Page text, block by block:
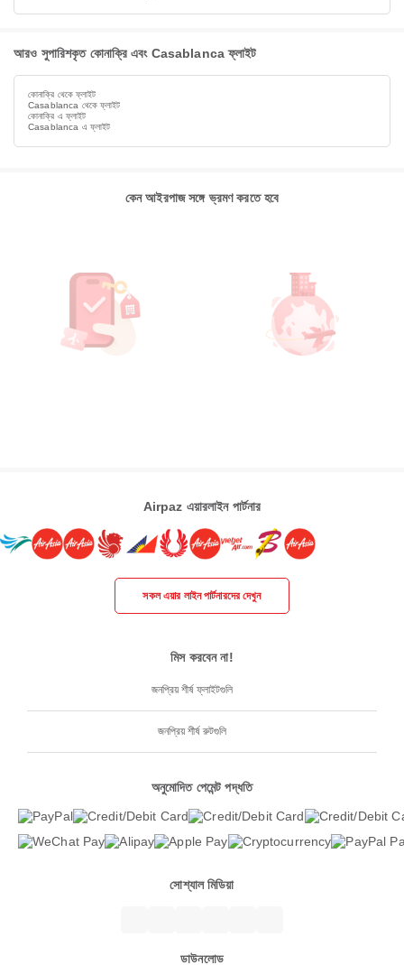
আরও সুপারিশকৃত কোনাক্রি এবং Casablanca ফ্লাইট
কোনাক্রি থেকে ফ্লাইট
Casablanca থেকে ফ্লাইট
কোনাক্রি এ ফ্লাইট
Casablanca এ ফ্লাইট
কেন আইরপাজ সঙ্গে ভ্রমণ করতে হবে
Airpaz এয়ারলাইন পার্টনার
সকল এয়ার লাইন পার্টনারদের দেখুন
মিস করবেন না!
জনপ্রিয় শীর্ষ ফ্লাইটগুলি
জনপ্রিয় শীর্ষ রুটগুলি
অনুমোদিত পেমেন্ট পদ্ধতি
সোশ্যাল মিডিয়া
ডাউনলোড